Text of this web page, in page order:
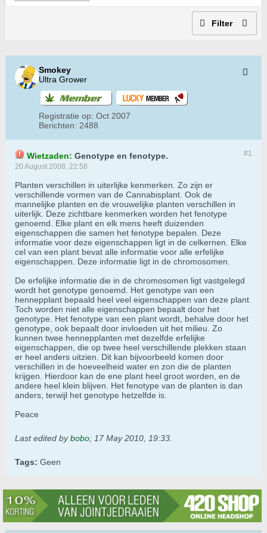
Filter
Smokey
Ultra Grower
Registratie op: Oct 2007
Berichten: 2488
#1
Wietzaden: Genotype en fenotype.
20 August 2008, 22:58
Planten verschillen in uiterlijke kenmerken. Zo zijn er
verschillende vormen van de Cannabisplant. Ook de
mannelijke planten en de vrouwelijke planten verschillen in
uiterlijk. Deze zichtbare kenmerken worden het fenotype
genoemd. Elke plant en elk mens heeft duizenden
eigenschappen die samen het fenotype bepalen. Deze
informatie voor deze eigenschappen ligt in de celkernen. Elke
cel van een plant bevat alle informatie voor alle erfelijke
eigenschappen. Deze informatie ligt in de chromosomen.
De erfelijke informatie die in de chromosomen ligt vastgelegd
wordt het genotype genoemd. Het genotype van een
hennepplant bepaald heel veel eigenschappen van deze plant.
Toch worden niet alle eigenschappen bepaalt door het
genotype. Het fenotype van een plant wordt, behalve door het
genotype, ook bepaalt door invloeden uit het milieu. Zo
kunnen twee hennepplanten met dezelfde erfelijke
eigenschappen, die op twee heel verschillende plekken staan
er heel anders uitzien. Dit kan bijvoorbeeld komen door
verschillen in de hoeveelheid water en zon die de planten
krijgen. Hierdoor kan de ene plant heel groot worden, en de
andere heel klein blijven. Het fenotype van de planten is dan
anders, terwijl het genotype hetzelfde is.
Peace
Last edited bybobo; 17 May 2010, 19:33
Tags: Geen